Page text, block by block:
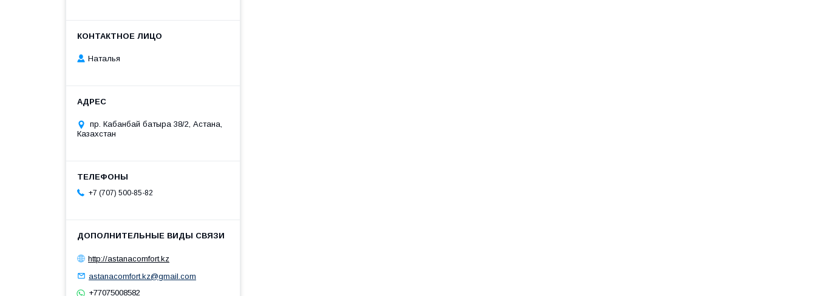
Наталья
пр. Кабанбай батыра 38/2, Астана,
Казахстан
+7 (707) 500-85-82
http://astanacomfort.kz
astanacomfort.kz@gmail.com
+77075008582